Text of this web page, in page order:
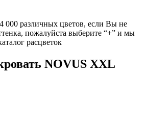
000 различных цветов, если Вы не
пожалуйста выберите “+” и мы
расцветок
NOVUS XXL